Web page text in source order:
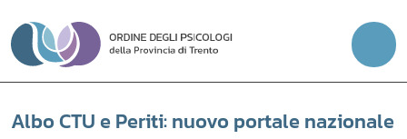
Vai
Albo CTU e Periti: nuovo portale nazionale